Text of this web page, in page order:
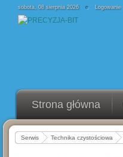
sobota, 08 sierpnia 2026 Logowanie
Strona główna
Serwis Technika czystościowa